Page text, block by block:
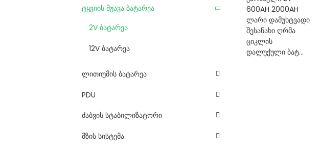
ტყვიის მჟავა ბატარეა
2V ბატარეა
12V ბატარეა
ლითიუმის ბატარეა
PDU
ძაბვის სტაბილიზატორი
მზის სისტემა